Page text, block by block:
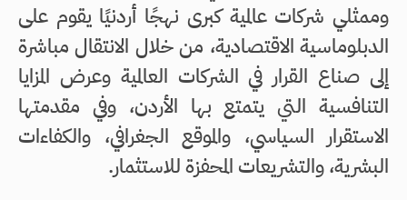
وممثلي شركات عالمية كبرى نهجًا أردنيًا يقوم على
الدبلوماسية الاقتصادية، من خلال الانتقال مباشرة
إلى صناع القرار في الشركات العالمية وعرض المزايا
التنافسية التي يتمتع بها الأردن، وفي مقدمتها
الاستقرار السياسي، والموقع الجغرافي، والكفاءات
البشرية، والتشريعات المحفزة للاستثمار.